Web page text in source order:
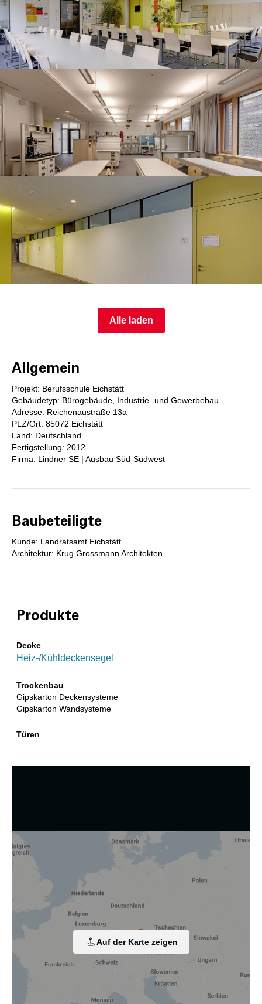
Alle laden
Allgemein
Projekt: Berufsschule Eichstätt
Gebäudetyp: Bürogebäude, Industrie- und Gewerbebau
Adresse: Reichenaustraße 13a
PLZ/Ort: 85072 Eichstätt
Land: Deutschland
Fertigstellung: 2012
Firma: Lindner SE | Ausbau Süd-Südwest
Baubeteiligte
Kunde: Landratsamt Eichstätt
Architektur: Krug Grossmann Architekten
Produkte
Decke
Heiz-/Kühldeckensegel
Trockenbau
Gipskarton Deckensysteme
Gipskarton Wandsysteme
Türen
Auf der Karte zeigen
Wir nutzen Cookies und andere Technologien.
Diese Website nutzt Cookies und vergleichbare Funktionen
zur Verarbeitung von Endgeräteinformationen und
Einbindung von Inhalten, externen Diensten und Elementen
Dritter, der statistischen Analyse/Messung, der
personalisierten Werbung sowie der Einbindung sozialer
Medien. Je nach Funktion werden dabei Daten an Dritte
weitergegeben und an Dritte in Ländern, in denen kein
angemessenes Datenschutzniveau vorliegt und von diesen
verarbeitet wird, z. B. die USA. Ihre Einwilligung ist stets
freiwillig, für die Nutzung unserer Website nicht erforderlich
und kann jederzeit auf unserer Seite abgelehnt oder